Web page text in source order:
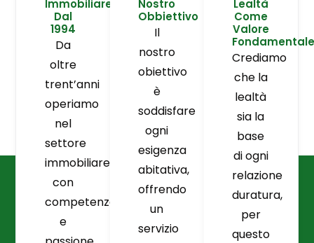
Immobiliare
Dal
1994
Da
oltre
trent’anni
operiamo
nel
settore
immobiliare
con
competenza
e
Nostro
Obbiettivo
Il
nostro
obiettivo
è
soddisfare
ogni
esigenza
abitativa,
offrendo
un
servizio
Lealtà
Come
Valore
Fondamentale
Crediamo
che la
lealtà
sia la
base
di ogni
relazione
duratura,
per
questo